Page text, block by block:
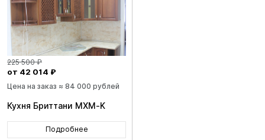
225 500 ₽
от 42 014 ₽
Цена на заказ ≈ 84 000 рублей
Кухня Бриттани MXM-K
Подробнее